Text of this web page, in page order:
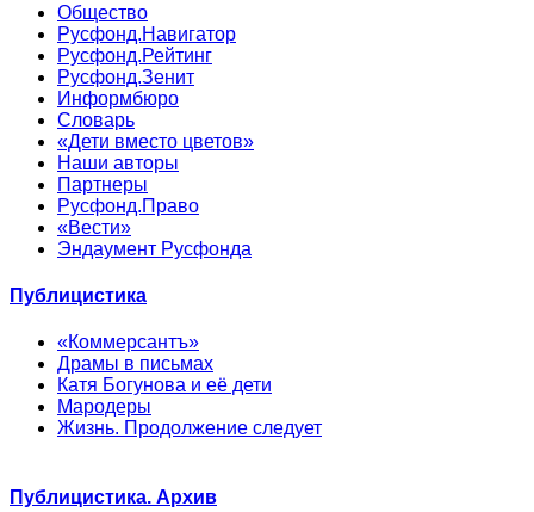
Общество
Русфонд.Навигатор
Русфонд.Рейтинг
Русфонд.Зенит
Информбюро
Словарь
«Дети вместо цветов»
Наши авторы
Партнеры
Русфонд.Право
«Вести»
Эндаумент Русфонда
Публицистика
«Коммерсантъ»
Драмы в письмах
Катя Богунова и её дети
Мародеры
Жизнь. Продолжение следует
Публицистика. Архив